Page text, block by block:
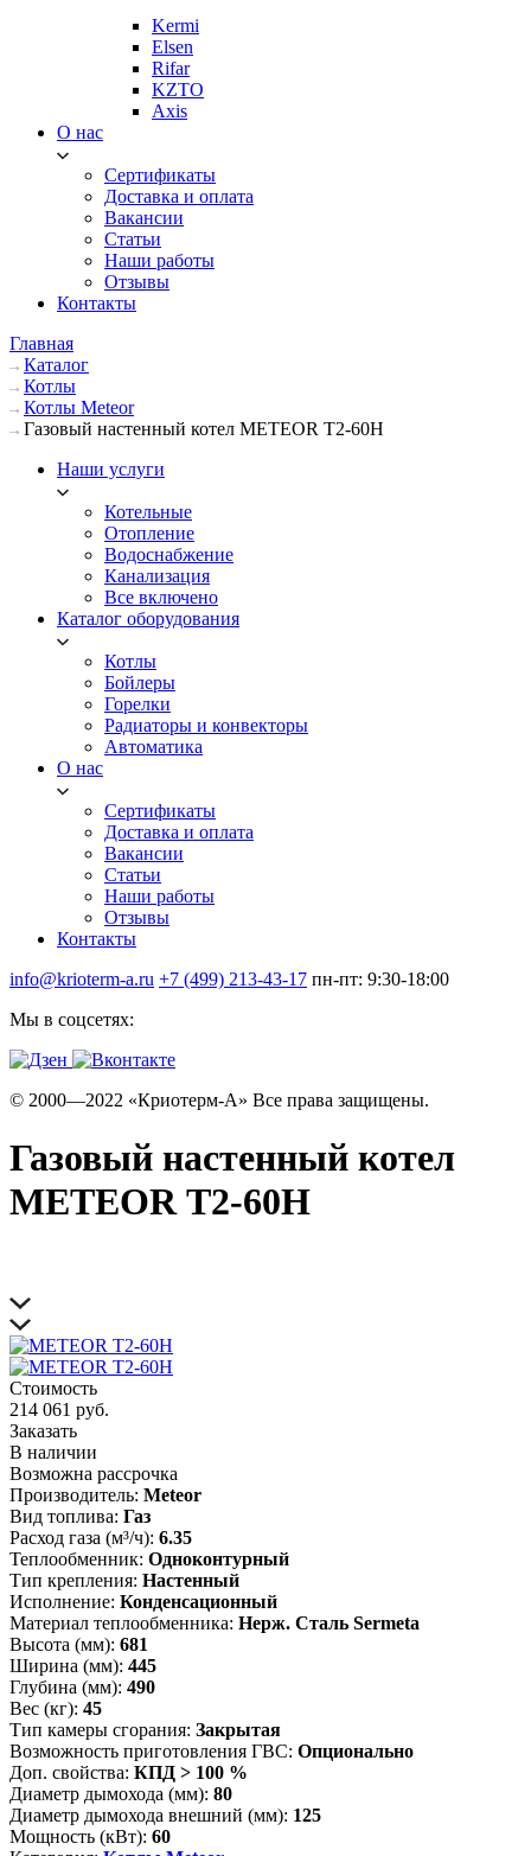
Kermi
Elsen
Rifar
KZTO
Axis
О нас
Сертификаты
Доставка и оплата
Вакансии
Статьи
Наши работы
Отзывы
Контакты
Главная
Каталог
Котлы
Котлы Meteor
Газовый настенный котел METEOR Т2-60Н
Наши услуги
Котельные
Отопление
Водоснабжение
Канализация
Все включено
Каталог оборудования
Котлы
Бойлеры
Горелки
Радиаторы и конвекторы
Автоматика
О нас
Сертификаты
Доставка и оплата
Вакансии
Статьи
Наши работы
Отзывы
Контакты
info@krioterm-a.ru +7 (499) 213-43-17 пн-пт: 9:30-18:00
Мы в соцсетях:
© 2000—2022 «Криотерм-А» Все права защищены.
Газовый настенный котел
METEOR Т2-60Н
Стоимость
214 061 руб.
Заказать
В наличии
Возможна рассрочка
Производитель: Meteor
Вид топлива: Газ
Расход газа (м³/ч): 6.35
Теплообменник: Одноконтурный
Тип крепления: Настенный
Исполнение: Конденсационный
Материал теплообменника: Нерж. Cталь Sermeta
Высота (мм): 681
Ширина (мм): 445
Глубина (мм): 490
Вес (кг): 45
Тип камеры сгорания: Закрытая
Возможность приготовления ГВС: Опционально
Доп. свойства: КПД > 100 %
Диаметр дымохода (мм): 80
Диаметр дымохода внешний (мм): 125
Мощность (кВт): 60